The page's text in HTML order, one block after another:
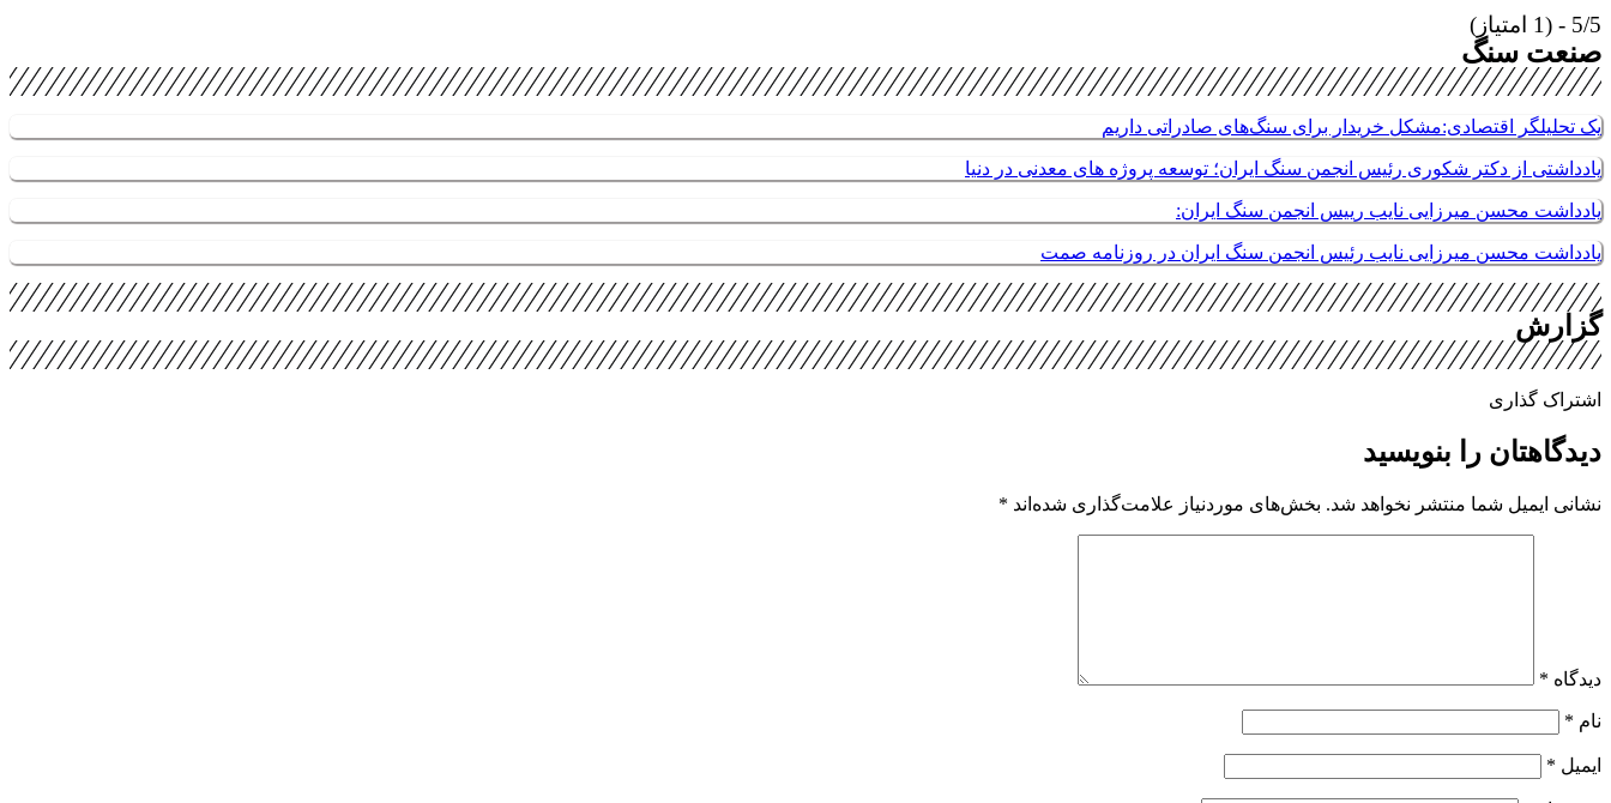
5/5 - (1 امتیاز)
صنعت سنگ
یک تحلیلگر اقتصادی:مشکل خریدار برای سنگ‌های صادراتی داریم
یادداشتی از دکتر شکوری رئیس انجمن سنگ ایران؛ توسعه پروژه های معدنی در دنیا
یادداشت محسن میرزایی نایب رییس انجمن سنگ ایران:
یادداشت محسن میرزایی نایب رئیس انجمن سنگ ایران در روزنامه صمت
گزارش
اشتراک گذاری
دیدگاهتان را بنویسید
نشانی ایمیل شما منتشر نخواهد شد. بخش‌های موردنیاز علامت‌گذاری شده‌اند *
دیدگاه *
نام *
ایمیل *